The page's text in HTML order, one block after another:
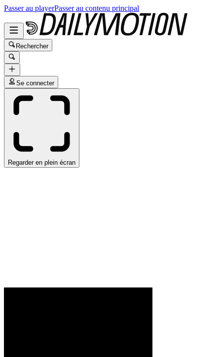
Passer au playerPasser au contenu principal
Rechercher
Se connecter
Regarder en plein écran